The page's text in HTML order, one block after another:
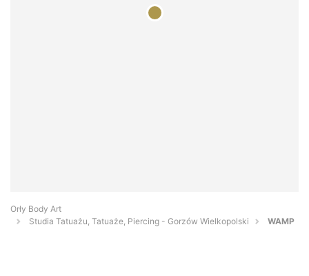
Orły Body Art
Studia Tatuażu, Tatuaże, Piercing - Gorzów Wielkopolski
WAMP